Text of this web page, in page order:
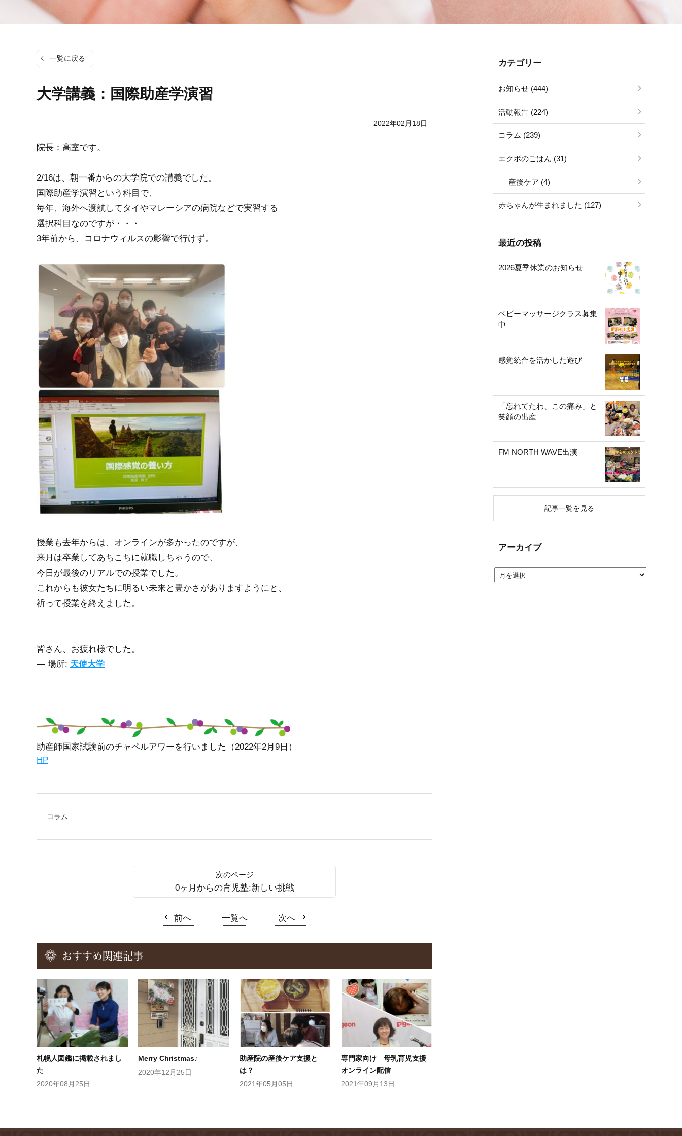
一覧に戻る
大学講義：国際助産学演習
2022年02月18日
院長：高室です。
2/16は、朝一番からの大学院での講義でした。
国際助産学演習という科目で、
毎年、海外へ渡航してタイやマレーシアの病院などで実習する
選択科目なのですが・・・
3年前から、コロナウィルスの影響で行けず。
授業も去年からは、オンラインが多かったのですが、
来月は卒業してあちこちに就職しちゃうので、
今日が最後のリアルでの授業でした。
これからも彼女たちに明るい未来と豊かさがありますようにと、
祈って授業を終えました。
皆さん、お疲れ様でした。
— 場所: 天使大学
助産師国家試験前のチャペルアワーを行いました（2022年2月9日）
HP
コラム
0ヶ月からの育児塾:新しい挑戦
前へ 一覧へ 次へ
おすすめ関連記事
札幌人図鑑に掲載されまし
た
2020年08月25日
Merry Christmas♪
2020年12月25日
助産院の産後ケア支援と
は？
2021年05月05日
専門家向け 母乳育児支援
オンライン配信
2021年09月13日
カテゴリー
お知らせ (444)
活動報告 (224)
コラム (239)
エクボのごはん (31)
産後ケア (4)
赤ちゃんが生まれました (127)
最近の投稿
2026夏季休業のお知らせ
ベビーマッサージクラス募集
中
感覚統合を活かした遊び
「忘れてたわ、この痛み」と
笑顔の出産
FM NORTH WAVE出演
記事一覧を見る
アーカイブ